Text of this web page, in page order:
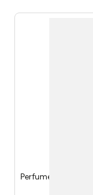
Perfume Men Apolo